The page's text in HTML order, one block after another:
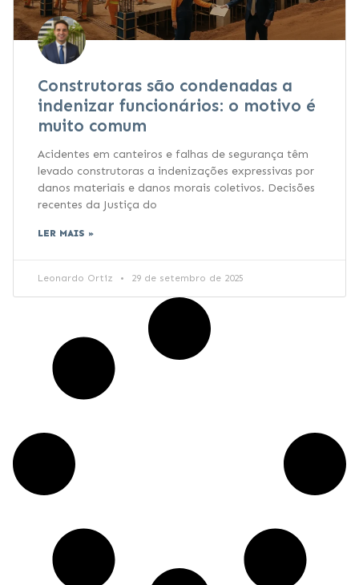
Construtoras são condenadas a
indenizar funcionários: o motivo é
muito comum
Acidentes em canteiros e falhas de segurança têm
levado construtoras a indenizações expressivas por
danos materiais e danos morais coletivos. Decisões
recentes da Justiça do
LER MAIS »
Leonardo Ortiz 29 de setembro de 2025